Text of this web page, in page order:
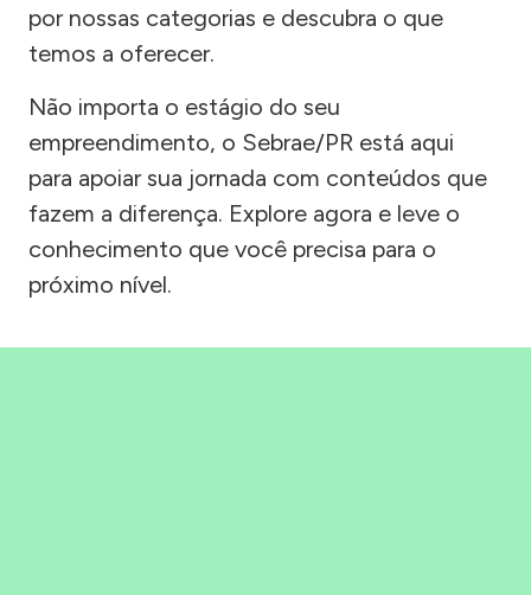
por nossas categorias e descubra o que
temos a oferecer.
Não importa o estágio do seu
empreendimento, o Sebrae/PR está aqui
para apoiar sua jornada com conteúdos que
fazem a diferença. Explore agora e leve o
conhecimento que você precisa para o
próximo nível.